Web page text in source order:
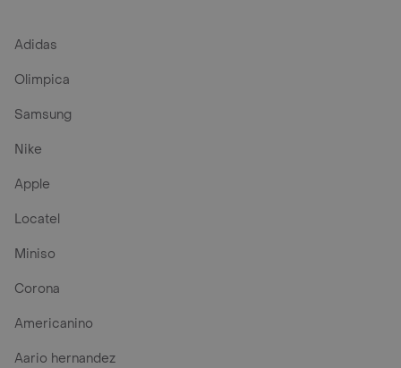
Adidas
Olimpica
Samsung
Nike
Apple
Locatel
Miniso
Corona
Americanino
Aario hernandez